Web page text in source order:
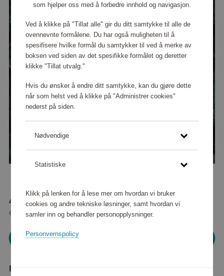
42 560 poeng
eller
532 kr
Logg inn for å handle
Produktbeskrivelse
som hjelper oss med å forbedre innhold og navigasjon.
Ved å klikke på "Tillat alle" gir du ditt samtykke til alle de
ovennevnte formålene. Du har også muligheten til å
spesifisere hvilke formål du samtykker til ved å merke av
boksen ved siden av det spesifikke formålet og deretter
klikke "Tillat utvalg."
Hvis du ønsker å endre ditt samtykke, kan du gjøre dette
når som helst ved å klikke på "Administrer cookies"
nederst på siden.
Nødvendige
Statistiske
Klikk på lenken for å lese mer om hvordan vi bruker
cookies og andre tekniske løsninger, samt hvordan vi
samler inn og behandler personopplysninger.
Personvernspolicy